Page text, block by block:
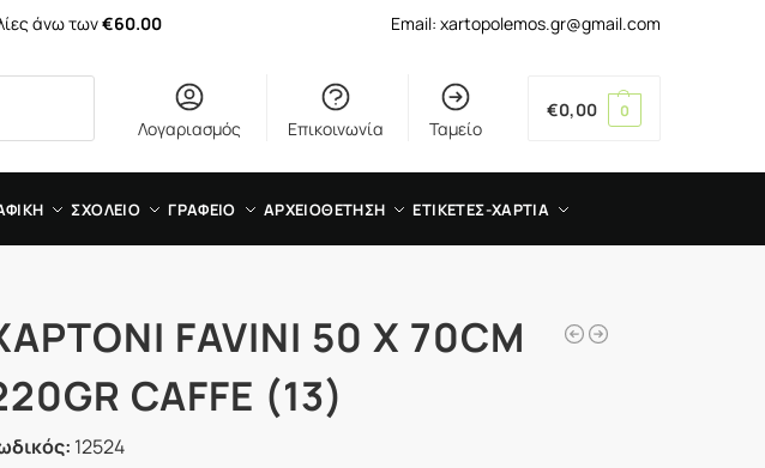
άνω των€60.00 Email: xartopolemos.gr@gmail.com
Λογαριασμός Επικοινωνία Ταμείο
€0,00 0
ΣΧΟΛΕΙΟ ΓΡΑΦΕΙΟ ΑΡΧΕΙΟΘΕΤΗΣΗ ΕΤΙΚΕΤΕΣ-ΧΑΡΤΙΑ
FAVINI 50 X 70CM
CAFFE (13)
12524